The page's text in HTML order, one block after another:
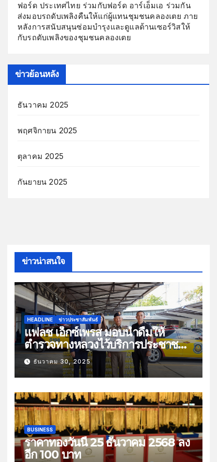
ฟอร์ด ประเทศไทย ร่วมกับฟอร์ด อาร์เอ็มเอ ร่วมกัน
ส่งมอบรถดับเพลิงคืนให้แก่ผู้แทนชุมชนคลองเตย ภาย
หลังการสนับสนุนซ่อมบำรุงและดูแลด้านเซอร์วิสให้
กับรถดับเพลิงของชุมชนคลองเตย
ข่าวย้อนหลัง
ธันวาคม 2025
พฤศจิกายน 2025
ตุลาคม 2025
กันยายน 2025
ข่าวน่าสนใจ
HEADLINE ข่าวประชาสัมพันธ์
แฟลช เอ็กซ์เพรส มอบน้ำดื่มให้
ตำรวจทางหลวงไว้บริการประชาชน
ช่วงเทศกาลปีใหม่
ธันวาคม 30, 2025
BUSINESS
ราคาทองวันนี้ 25 ธันวาคม 2568 ลง
อีก 100 บาท